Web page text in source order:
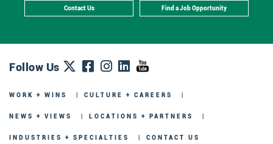
Contact Us Find a Job Opportunity
Follow Us
WORK + WINS CULTURE + CAREERS
NEWS + VIEWS LOCATIONS + PARTNERS
INDUSTRIES + SPECIALTIES CONTACT US